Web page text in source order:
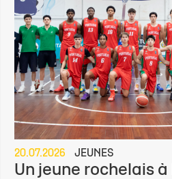
20.07.2026 JEUNES
Un jeune rochelais à